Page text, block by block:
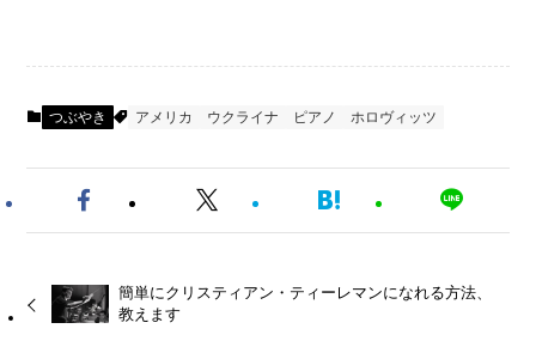
つぶやき アメリカ ウクライナ ピアノ ホロヴィッツ
簡単にクリスティアン・ティーレマンになれる方法、
教えます